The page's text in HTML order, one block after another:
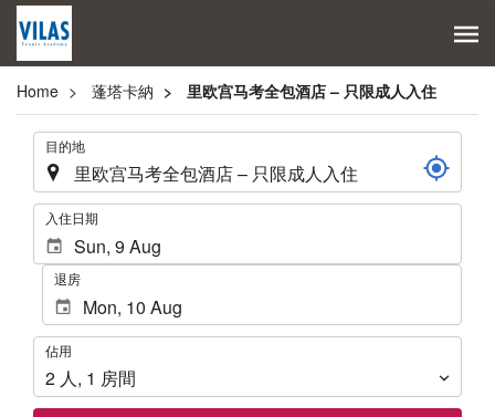
Home 蓬塔卡納 里欧宫马考全包酒店 – 只限成人入住
. 目的地
. 入住日期
退房
佔
用
佔用
2 人, 1 房間